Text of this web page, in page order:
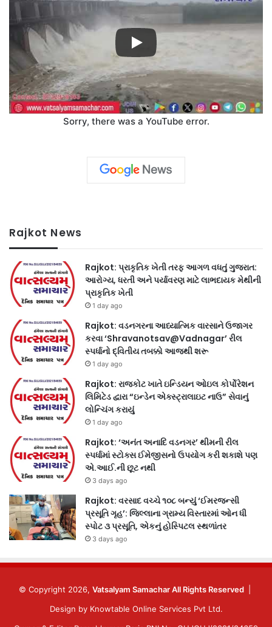
Sorry, there was a YouTube error.
Rajkot News
Rajkot: પ્રાકૃતિક ખેતી તરફ આગળ વધતું ગુજરાત:
આરોગ્ય, ધરતી અને પર્યાવરણ માટે લાભદાયક મેથીની
પ્રાકૃતિક ખેતી
1 day ago
Rajkot: વડનગરના આધ્યાત્મિક વારસાને ઉજાગર
કરવા ‘Shravanotsav@Vadnagar’ રીલ
સ્પર્ધાનો દ્વિતીય તબક્કો આજથી શરૂ
1 day ago
Rajkot: રાજકોટ ખાતે ઇન્ડિયન ઓઇલ કોર્પોરેશન
લિમિટેડ દ્વારા “ઇન્ડેન એક્સ્ટ્રાલાઇટ નાઉ” સેવાનું
લોન્ચિંગ કરાયું
1 day ago
Rajkot: ‘અનંત અનાદિ વડનગર’ થીમની રીલ
સ્પર્ધામાં સ્ટોક્સ ઈમેજીસનો ઉપયોગ કરી શકાશે પણ
એ.આઈ.ની છૂટ નથી
3 days ago
Rajkot: વરસાદ વચ્ચે ૧૦૮ બન્યું ‘ઈમરજન્સી
પ્રસૂતિ ગૃહ’: જિલ્લાના ગ્રામ્ય વિસ્તારમાં ઓન ધી
સ્પોટ ૩ પ્રસૂતિ, એકનું હોસ્પિટલ સ્થળાંતર
3 days ago
© Copyright 2026, Vatsalyam Samachar All Rights Reserved
Design by Knowtable Online Services Pvt Ltd.